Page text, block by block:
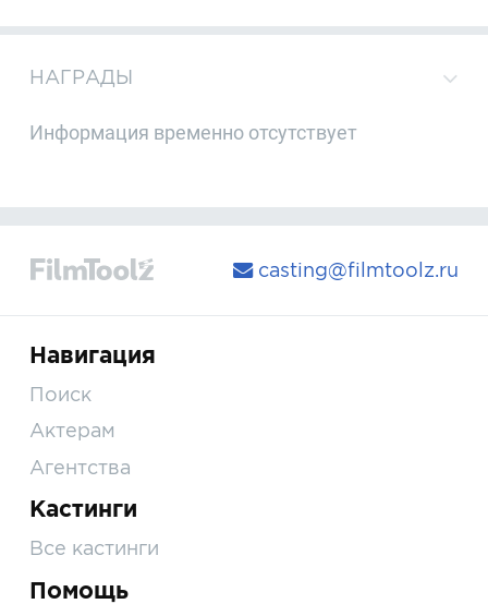
НАГРАДЫ
Информация временно отсутствует
casting@filmtoolz.ru
Навигация
Поиск
Актерам
Агентства
Кастинги
Все кастинги
Помощь